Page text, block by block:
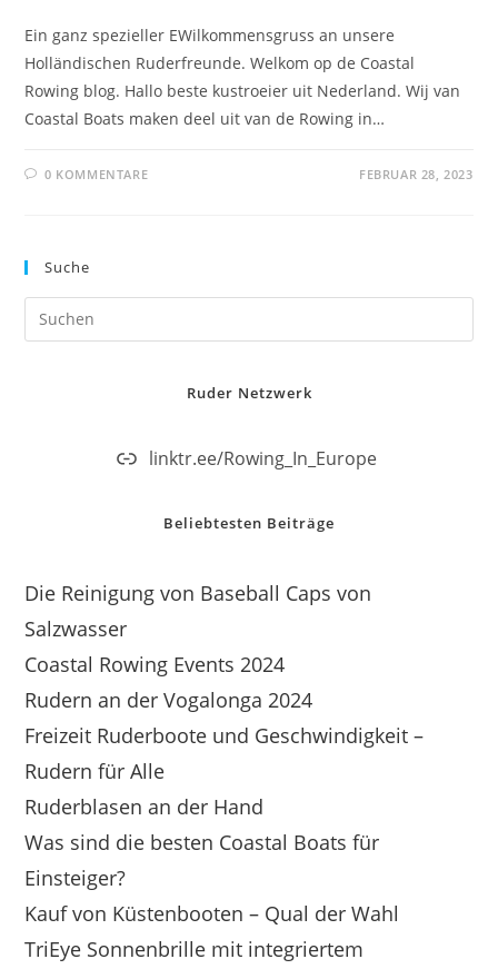
Ein ganz spezieller EWilkommensgruss an unsere
Holländischen Ruderfreunde. Welkom op de Coastal
Rowing blog. Hallo beste kustroeier uit Nederland. Wij van
Coastal Boats maken deel uit van de Rowing in…
0 KOMMENTARE FEBRUAR 28, 2023
Suche
Ruder Netzwerk
linktr.ee/Rowing_In_Europe
Beliebtesten Beiträge
Die Reinigung von Baseball Caps von
Salzwasser
Coastal Rowing Events 2024
Rudern an der Vogalonga 2024
Freizeit Ruderboote und Geschwindigkeit –
Rudern für Alle
Ruderblasen an der Hand
Was sind die besten Coastal Boats für
Einsteiger?
Kauf von Küstenbooten – Qual der Wahl
TriEye Sonnenbrille mit integriertem